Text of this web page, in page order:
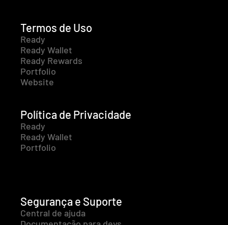
Termos de Uso
Ready
Ready Wallet
Ready Rewards
Portfolio
Website
Política de Privacidade
Ready
Ready Wallet
Portfolio
Segurança e Suporte
Central de ajuda